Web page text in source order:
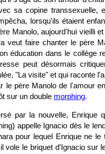
sa copine transsexuelle,
lorsqu'ils étaient
Manolo, aujourd'hui vieilli
veut faire chanter le père
éducation dans le collège
peut désormais
"La visite" et qui raconte
le père Manolo de l'amour
sur un double morphing.
par la nouvelle, Enrique
appelle Ignacio dès le
pour lequel Enrique ne
vole le briquet d'Ignacio sur